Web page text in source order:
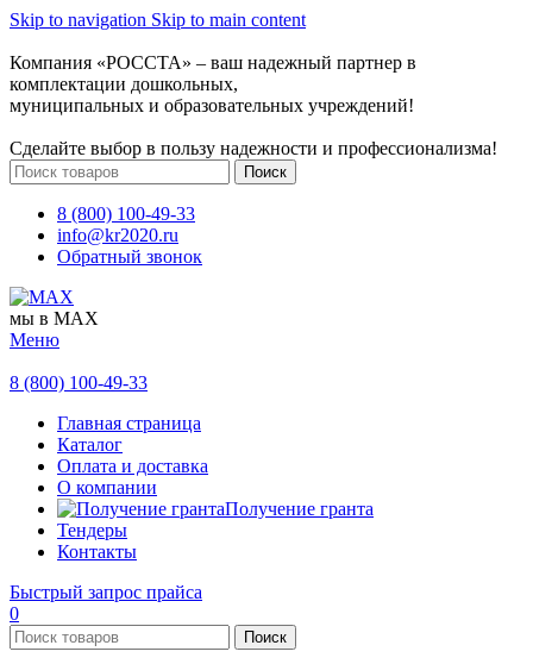
Skip to navigation Skip to main content
Компания «РОССТА» – ваш надежный партнер в
комплектации дошкольных,
муниципальных и образовательных учреждений!
Сделайте выбор в пользу надежности и профессионализма!
Поиск
8 (800) 100-49-33
info@kr2020.ru
Обратный звонок
мы в MAX
Меню
8 (800) 100-49-33
Главная страница
Каталог
Оплата и доставка
О компании
Получение гранта
Тендеры
Контакты
Быстрый запрос прайса
0
Поиск